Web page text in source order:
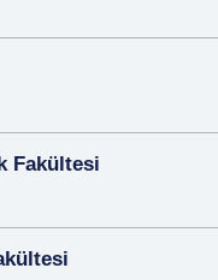
Fakültesi